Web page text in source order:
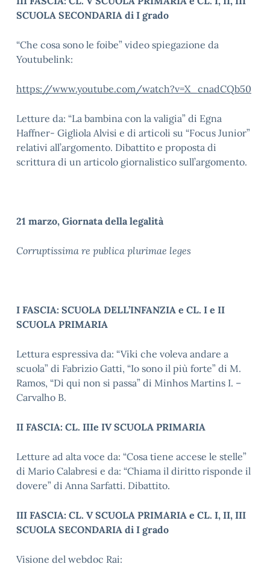
SCUOLA SECONDARIA di I grado
“Che cosa sono le foibe” video spiegazione da
Youtubelink:
https://www.youtube.com/watch?v=X_cnadCQb50
Letture da: “La bambina con la valigia” di Egna
Haffner- Gigliola Alvisi e di articoli su “Focus Junior”
relativi all’argomento. Dibattito e proposta di
scrittura di un articolo giornalistico sull’argomento.
21 marzo, Giornata della legalità
Corruptissima re publica plurimae leges
I FASCIA: SCUOLA DELL’INFANZIA e CL. I e II
SCUOLA PRIMARIA
Lettura espressiva da: “Viki che voleva andare a
scuola” di Fabrizio Gatti, “Io sono il più forte” di M.
Ramos, “Di qui non si passa” di Minhos Martins I. –
Carvalho B.
II FASCIA: CL. IIIe IV SCUOLA PRIMARIA
Letture ad alta voce da: “Cosa tiene accese le stelle”
di Mario Calabresi e da: “Chiama il diritto risponde il
dovere” di Anna Sarfatti. Dibattito.
III FASCIA: CL. V SCUOLA PRIMARIA e CL. I, II, III
SCUOLA SECONDARIA di I grado
Visione del webdoc Rai: